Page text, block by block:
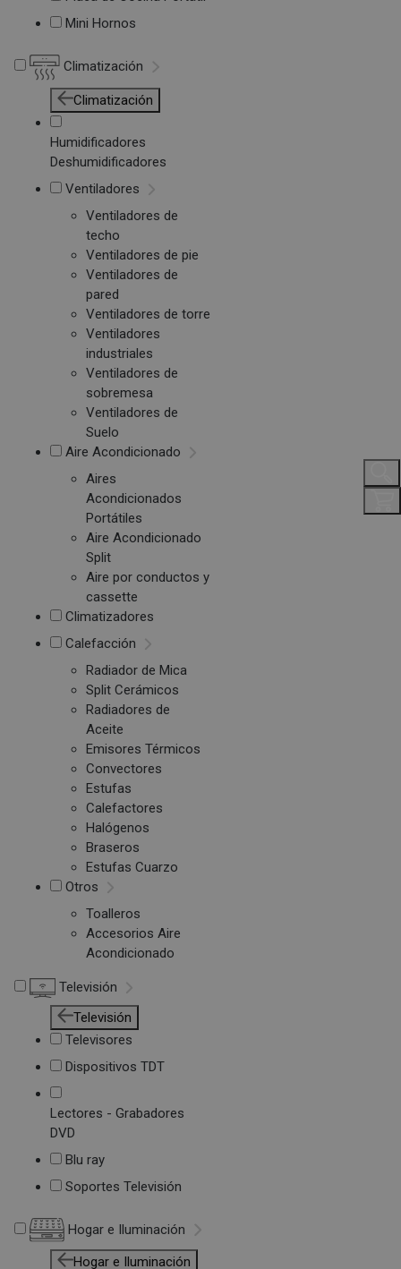
Mini Hornos
Climatización
Climatización
Humidificadores
Deshumidificadores
Ventiladores
Ventiladores de
techo
Ventiladores de pie
Ventiladores de
pared
Ventiladores de torre
Ventiladores
industriales
Ventiladores de
sobremesa
Ventiladores de
Suelo
Aire Acondicionado
Aires
Acondicionados
Portátiles
Aire Acondicionado
Split
Aire por conductos y
cassette
Climatizadores
Calefacción
Radiador de Mica
Split Cerámicos
Radiadores de
Aceite
Emisores Térmicos
Convectores
Estufas
Calefactores
Halógenos
Braseros
Estufas Cuarzo
Otros
Toalleros
Accesorios Aire
Acondicionado
Televisión
Televisión
Televisores
Dispositivos TDT
Lectores - Grabadores
DVD
Blu ray
Soportes Televisión
Hogar e Iluminación
Hogar e Iluminación